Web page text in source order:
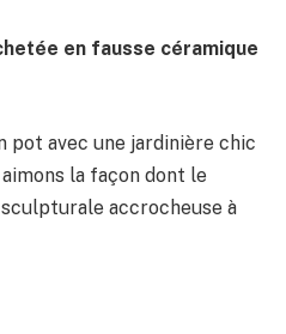
en fausse céramique
pot avec une jardinière chic
la façon dont le
accrocheuse à